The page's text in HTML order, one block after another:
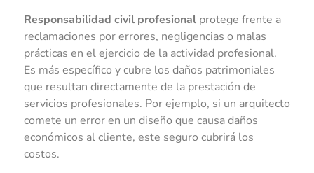
Responsabilidad civil profesional protege frente a
reclamaciones por errores, negligencias o malas
prácticas en el ejercicio de la actividad profesional.
Es más específico y cubre los daños patrimoniales
que resultan directamente de la prestación de
servicios profesionales. Por ejemplo, si un arquitecto
comete un error en un diseño que causa daños
económicos al cliente, este seguro cubrirá los
costos.